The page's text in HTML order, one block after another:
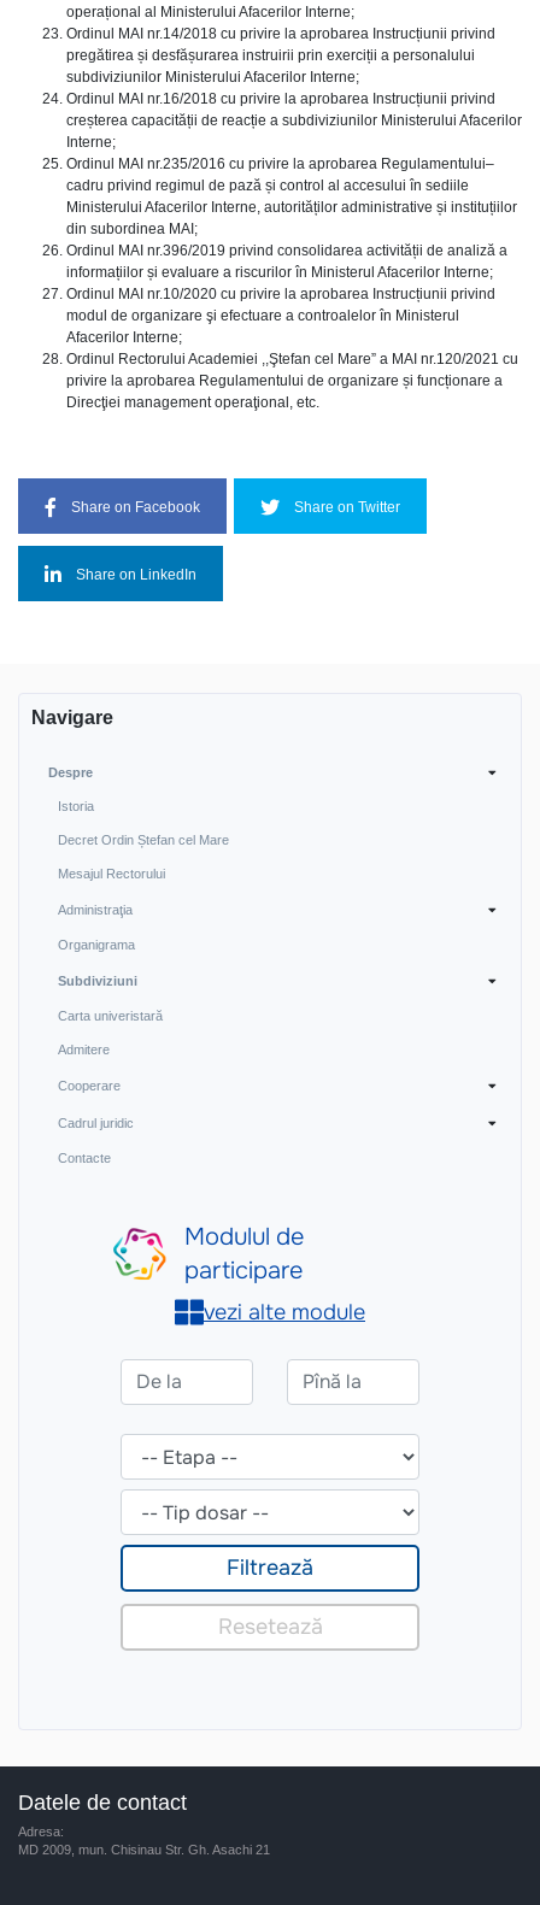
operațional al Ministerului Afacerilor Interne;
Ordinul MAI nr.14/2018 cu privire la aprobarea Instrucțiunii privind
pregătirea și desfășurarea instruirii prin exerciții a personalului
subdiviziunilor Ministerului Afacerilor Interne;
Ordinul MAI nr.16/2018 cu privire la aprobarea Instrucțiunii privind
creșterea capacității de reacție a subdiviziunilor Ministerului Afacerilor
Interne;
Ordinul MAI nr.235/2016 cu privire la aprobarea Regulamentului–
cadru privind regimul de pază și control al accesului în sediile
Ministerului Afacerilor Interne, autorităților administrative și instituțiilor
din subordinea MAI;
Ordinul MAI nr.396/2019 privind consolidarea activității de analiză a
informațiilor și evaluare a riscurilor în Ministerul Afacerilor Interne;
Ordinul MAI nr.10/2020 cu privire la aprobarea Instrucțiunii privind
modul de organizare şi efectuare a controalelor în Ministerul
Afacerilor Interne;
Ordinul Rectorului Academiei ,,Ştefan cel Mare” a MAI nr.120/2021 cu
privire la aprobarea Regulamentului de organizare și funcționare a
Direcţiei management operaţional, etc.
Share on Facebook Share on Twitter
Share on LinkedIn
Navigare
Despre
Istoria
Decret Ordin Ștefan cel Mare
Mesajul Rectorului
Administraţia
Organigrama
Subdiviziuni
Carta univeristară
Admitere
Cooperare
Cadrul juridic
Contacte
Datele de contact
Adresa:
MD 2009, mun. Chisinau Str. Gh. Asachi 21